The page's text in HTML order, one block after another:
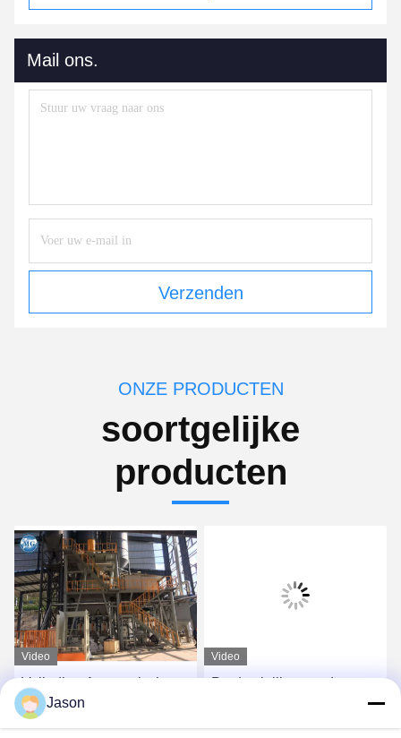
Mail ons.
Verzenden
ONZE PRODUCTEN
soortgelijke
producten
Video
Volledige Automatische
Droge Mortierproductielijn
met Robot/het Palletiseren
Video
Productielijn voor droge
investering
Jason